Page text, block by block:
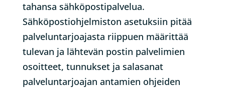
tahansa sähköpostipalvelua.
Sähköpostiohjelmiston asetuksiin pitää
palveluntarjoajasta riippuen määrittää
tulevan ja lähtevän postin palvelimien
osoitteet, tunnukset ja salasanat
palveluntarjoajan antamien ohjeiden